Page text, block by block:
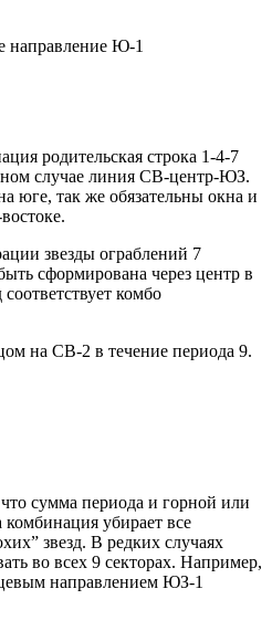
направление Ю-1
родительская строка 1-4-7
случае линия СВ-центр-ЮЗ.
юге, так же обязательны окна и
звезды ограблений 7
сформирована через центр в
соответствует комбо
на СВ-2 в течение периода 9.
сумма периода и горной или
убирает все
звезд. В редких случаях
во всех 9 секторах. Например,
направлением ЮЗ-1